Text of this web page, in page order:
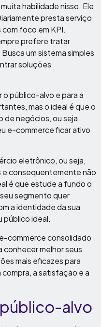
habilidade nisso. Ele
presta serviço
foco em KPI.
prefere tratar
um sistema simples
soluções
o público-alvo e para a
mas o ideal é que o
de negócios, ou seja,
e-commerce ficar ativo
eletrônico, ou seja,
consequentemente não
é que estude a fundo o
segmento quer
a identidade da sua
público ideal.
commerce consolidado
conhecer melhor seus
mais eficazes para
a satisfação e a
alvo